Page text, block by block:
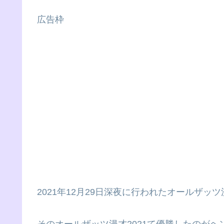
広告枠
2021年12月29日深夜に行われたオールザッツ